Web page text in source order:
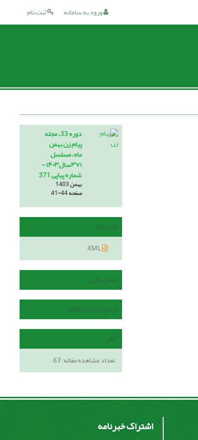
ثبت نام ورود به سامانه
دوره 33، مجله
پیام زن بهمن
ماه، مسلسل
۳۷۱سال۱۴۰۳ -
شماره پیاپی 371
بهمن 1403
صفحه41-44
فایل ها
XML
هم رسانی
ارجاع به این مقاله
آمار
تعداد مشاهده مقاله:63
اشتراک خبرنامه